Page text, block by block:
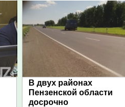
ПЕНЗЕНСКОЙ ОБЛАСТИ
В двух районах
Пензенской области
досрочно